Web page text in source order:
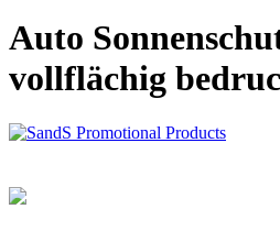
Auto
vollflächig